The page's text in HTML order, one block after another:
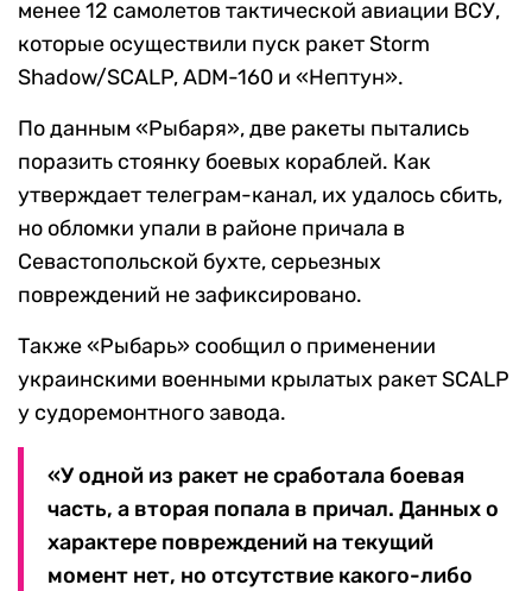
менее 12 самолетов тактической авиации ВСУ,
которые осуществили пуск ракет Storm
Shadow/SCALP, ADM-160 и «Нептун».
По данным «Рыбаря», две ракеты пытались
поразить стоянку боевых кораблей. Как
утверждает телеграм-канал, их удалось сбить,
но обломки упали в районе причала в
Севастопольской бухте, серьезных
повреждений не зафиксировано.
Также «Рыбарь» сообщил о применении
украинскими военными крылатых ракет SCALP
у судоремонтного завода.
«У одной из ракет не сработала боевая
часть, а вторая попала в причал. Данных о
характере повреждений на текущий
момент нет, но отсутствие какого-либо